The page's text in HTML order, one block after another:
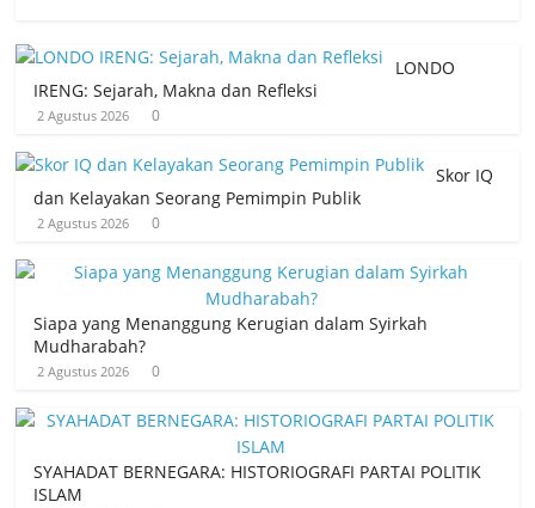
LONDO
IRENG: Sejarah, Makna dan Refleksi
2 Agustus 2026 0
Skor IQ
dan Kelayakan Seorang Pemimpin Publik
2 Agustus 2026 0
Siapa yang Menanggung Kerugian dalam Syirkah
Mudharabah?
2 Agustus 2026 0
SYAHADAT BERNEGARA: HISTORIOGRAFI PARTAI POLITIK
ISLAM